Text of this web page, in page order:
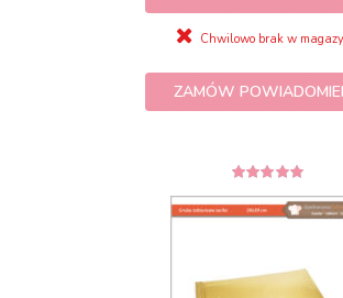
Chwilowo brak w
ZAMÓW
5z 5